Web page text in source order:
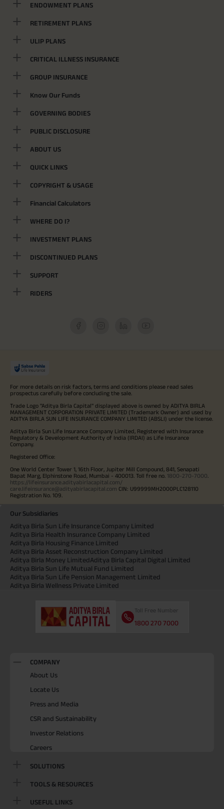
ENDOWMENT PLANS
RETIREMENT PLANS
ULIP PLANS
CRITICAL ILLNESS INSURANCE
GROUP INSURANCE
Know Our Funds
GOVERNING BODIES
PUBLIC DISCLOSURE
ABOUT US
QUICK LINKS
COPYRIGHT & USAGE
Financial Calculators
WHERE DO I?
INVESTMENT PLANS
DISCONTINUED PLANS
SUPPORT
RIDERS
For more details on risk factors, terms and conditions please read sales
prospectus carefully before concluding the sale.
Trade Logo "Aditya Birla Capital" displayed above is owned by ADITYA BIRLA
MANAGEMENT CORPORATION PRIVATE LIMITED (Trademark Owner) and used by
ADITYA BIRLA SUN LIFE INSURANCE COMPANY LIMITED (ABSLI) under the license.
Aditya Birla Sun Life Insurance Company Limited, Registered with Insurance
Regulatory & Development Authority of India (IRDAI) as Life Insurance
Company.
Registered Office:
One World Center Tower 1, 16th Floor, Jupiter Mill Compound, 841, Senapati
Bapat Marg, Elphinstone Road, Mumbai - 400013. Toll free no. 1800-270-7000
https://lifeinsurance.adityabirlacapital.com/
care.lifeinsurance@adityabirlacapital.com CIN: U99999MH2000PLC128110
Registration No. 109.
Our Subsidiaries
Aditya Birla Sun Life Insurance Company Limited
Aditya Birla Health Insurance Company Limited
Aditya Birla Housing Finance Limited
Aditya Birla Asset Reconstruction Company Limited
Aditya Birla Money LimitedAditya Birla Capital Digital Limited
Aditya Birla Sun Life Mutual Fund Limited
Aditya Birla Sun Life Pension Management Limited
Aditya Birla Wellness Private Limited
Toll Free Number
1800 270 7000
COMPANY
About Us
Locate Us
Press and Media
CSR and Sustainability
Investor Relations
Careers
SOLUTIONS
TOOLS & RESOURCES
USEFUL LINKS